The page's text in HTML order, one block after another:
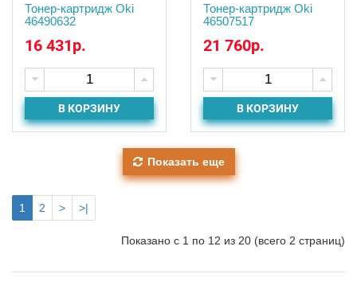
Тонер-картридж Oki
46490632
16 431р.
В КОРЗИНУ
Тонер-картридж Oki
46507517
21 760р.
В КОРЗИНУ
Показать еще
1 2 > >|
Показано с 1 по 12 из 20 (всего 2 страниц)